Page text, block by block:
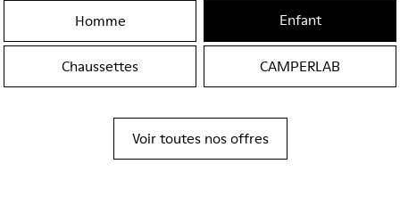
Homme Enfant
Chaussettes CAMPERLAB
Voir toutes nos offres